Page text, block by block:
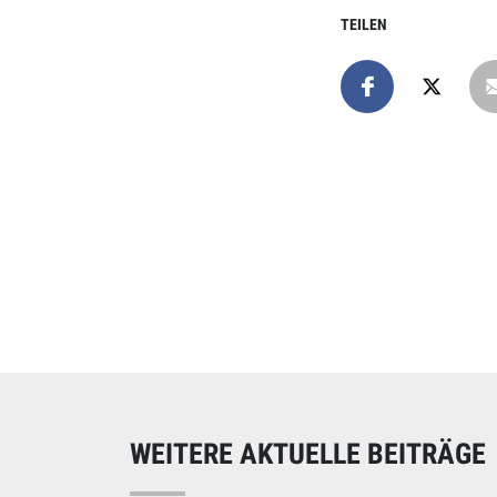
TEILEN
WEITERE AKTUELLE BEITRÄGE